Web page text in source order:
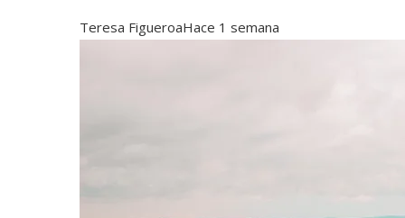
Teresa FigueroaHace 1 semana